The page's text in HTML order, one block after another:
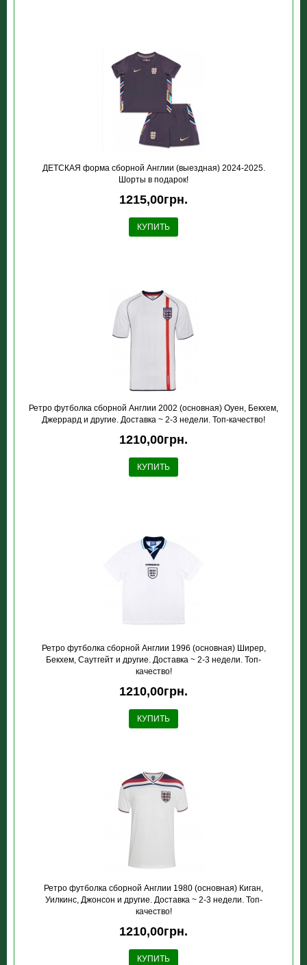
ДЕТСКАЯ форма сборной Англии (выездная) 2024-2025.
Шорты в подарок!
1215,00грн.
КУПИТЬ
Ретро футболка сборной Англии 2002 (основная) Оуен, Бекхем,
Джеррард и другие. Доставка ~ 2-3 недели. Топ-качество!
1210,00грн.
КУПИТЬ
Ретро футболка сборной Англии 1996 (основная) Ширер,
Бекхем, Саутгейт и другие. Доставка ~ 2-3 недели. Топ-
качество!
1210,00грн.
КУПИТЬ
Ретро футболка сборной Англии 1980 (основная) Киган,
Уилкинс, Джонсон и другие. Доставка ~ 2-3 недели. Топ-
качество!
1210,00грн.
КУПИТЬ